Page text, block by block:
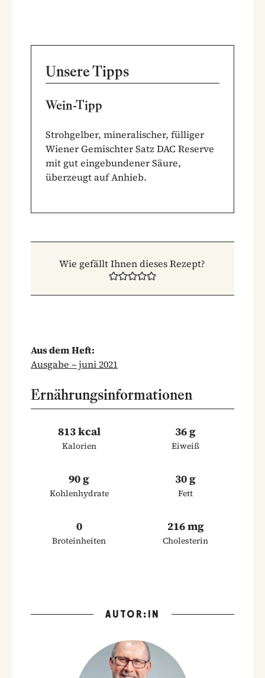
Unsere Tipps
Wein-Tipp
Strohgelber, mineralischer, fülliger
Wiener Gemischter Satz DAC Reserve
mit gut eingebundener Säure,
überzeugt auf Anhieb.
Wie gefällt Ihnen dieses Rezept?
Aus dem Heft:
Ausgabe – juni 2021
Ernährungsinformationen
813 kcal
Kalorien
36 g
Eiweiß
90 g
Kohlenhydrate
30 g
Fett
0
Broteinheiten
216 mg
Cholesterin
AUTOR:IN